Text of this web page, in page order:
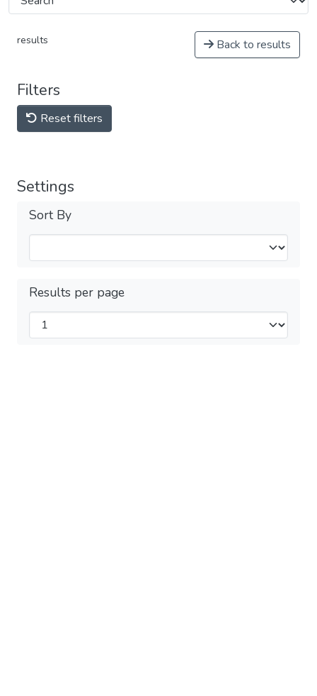
results Back to results
Filters
Reset filters
Settings
Sort By
Results per page